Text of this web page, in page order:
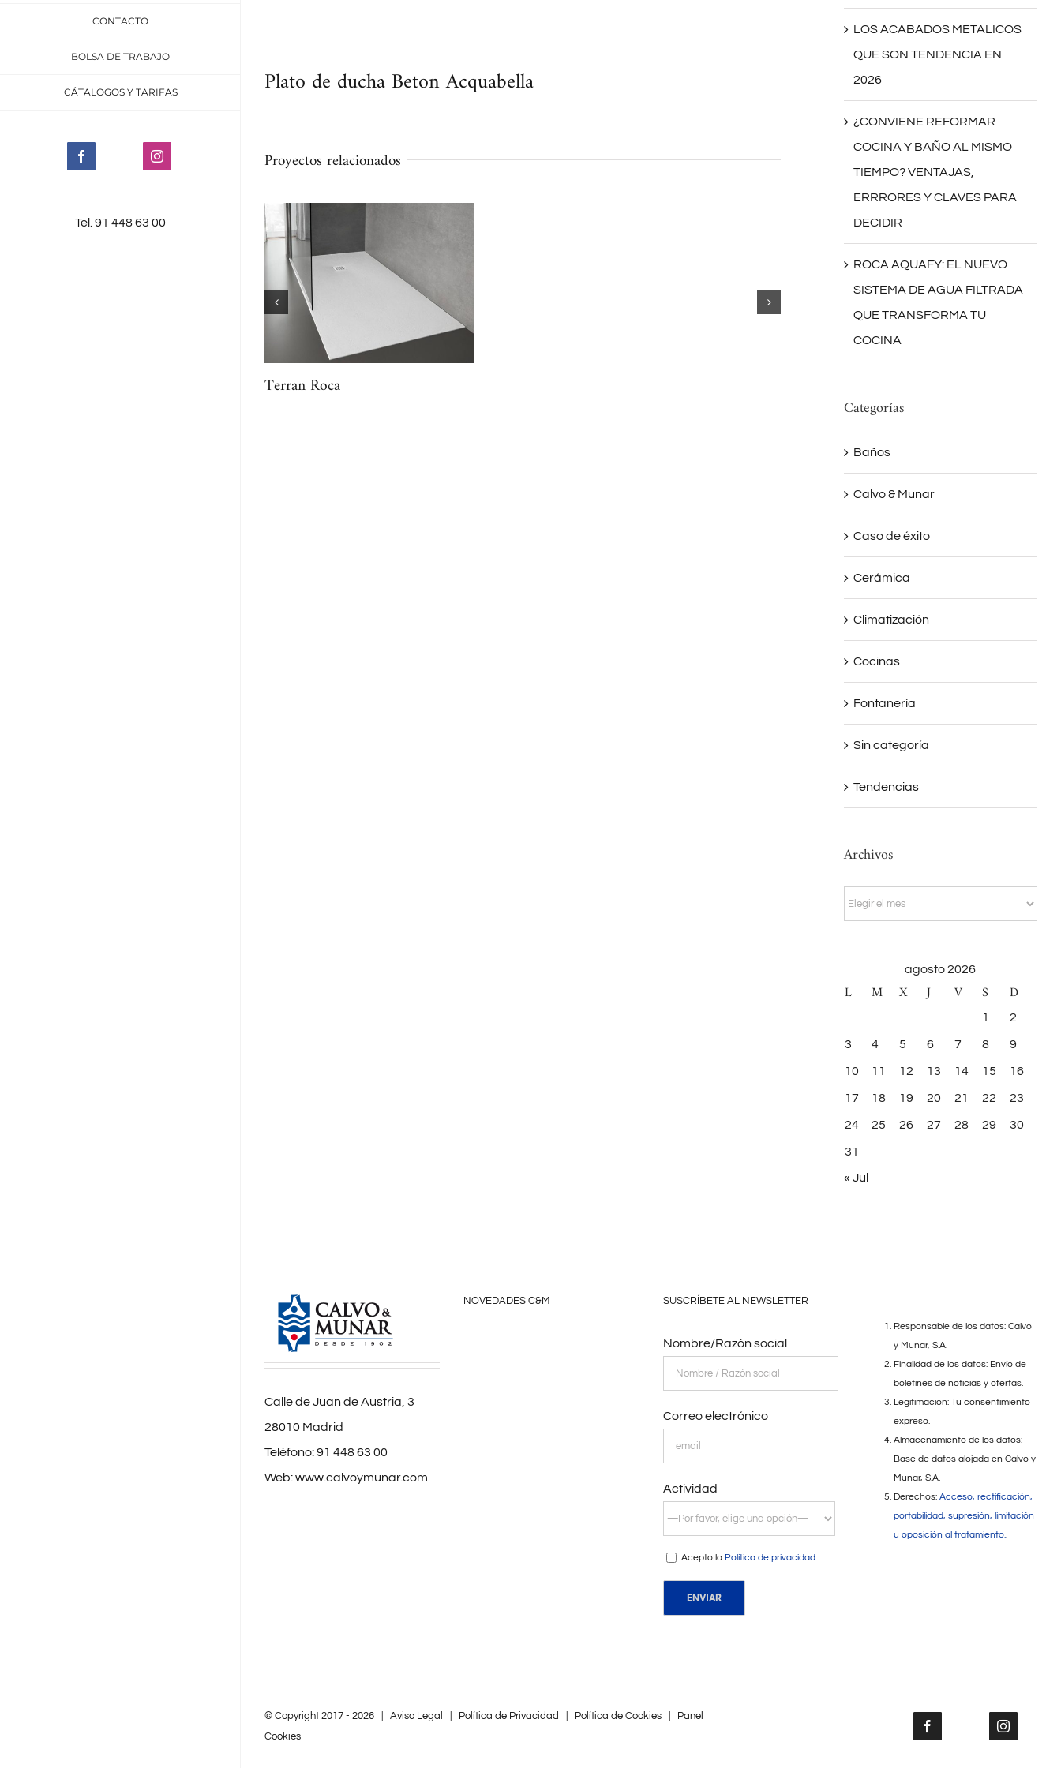
CONTACTO
BOLSA DE TRABAJO
CÁTALOGOS Y TARIFAS
Facebook Instagram
Tel. 91 448 63 00
Plato de ducha Beton Acquabella
Proyectos relacionados
Terran Roca
LOS ACABADOS METALICOS
QUE SON TENDENCIA EN
2026
¿CONVIENE REFORMAR
COCINA Y BAÑO AL MISMO
TIEMPO? VENTAJAS,
ERRRORES Y CLAVES PARA
DECIDIR
ROCA AQUAFY: EL NUEVO
SISTEMA DE AGUA FILTRADA
QUE TRANSFORMA TU
COCINA
Categorías
Baños
Calvo & Munar
Caso de éxito
Cerámica
Climatización
Cocinas
Fontanería
Sin categoría
Tendencias
Archivos
Archivos
agosto 2026
L M X J V S D
1 2
3 4 5 6 7 8 9
10 11 12 13 14 15 16
17 18 19 20 21 22 23
24 25 26 27 28 29 30
31
« Jul
Calle de Juan de Austria, 3
28010 Madrid
Teléfono:91 448 63 00
Web:www.calvoymunar.com
NOVEDADES C&M SUSCRÍBETE AL NEWSLETTER
Nombre/Razón social
Correo electrónico
Actividad
Acepto la Política de privacidad
Responsable de los datos: Calvo
y Munar, S.A.
Finalidad de los datos: Envío de
boletines de noticias y ofertas.
Legitimación: Tu consentimiento
expreso.
Almacenamiento de los datos:
Base de datos alojada en Calvo y
Munar, S.A.
Derechos: Acceso, rectificación,
portabilidad, supresión, limitación
u oposición al tratamiento..
© Copyright 2017 - 2026 | Aviso Legal Política de Privacidad Política de Cookies
Panel
Cookies
Facebook Instagram